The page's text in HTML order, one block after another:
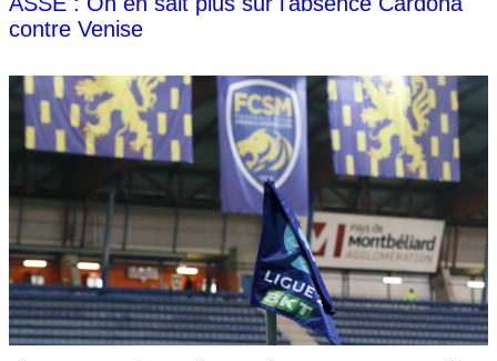
contre Venise